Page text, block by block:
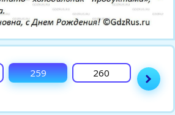
259 260 261